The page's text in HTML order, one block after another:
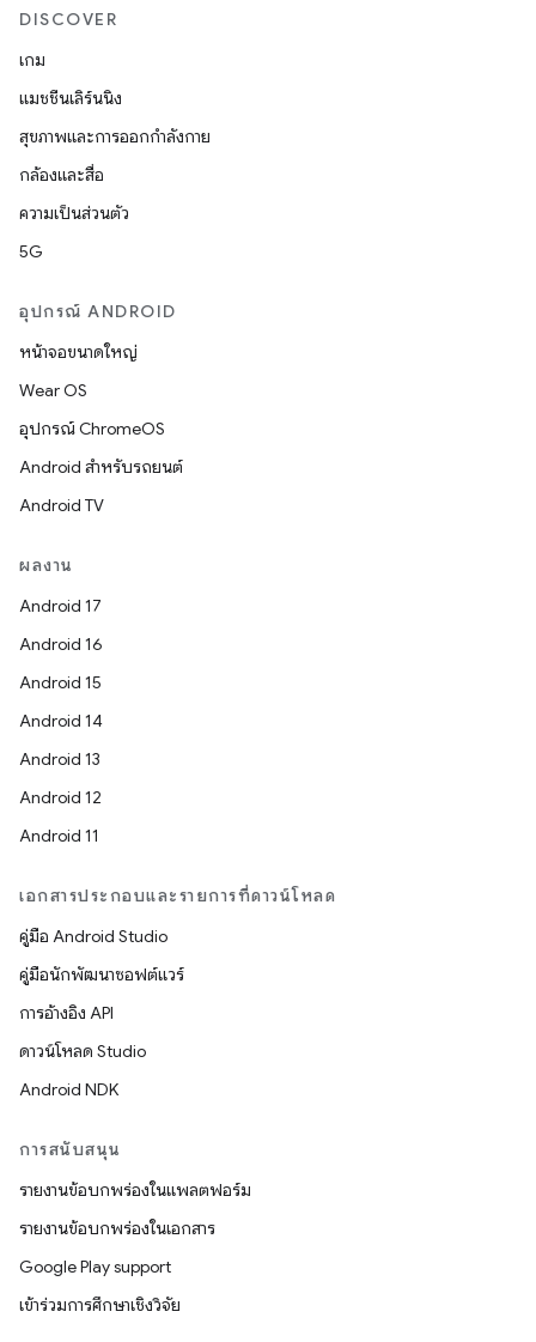
DISCOVER
เกม
แมชชีนเลิร์นนิง
สุขภาพและการออกกำลังกาย
กล้องและสื่อ
ความเป็นส่วนตัว
5G
อุปกรณ์ ANDROID
หน้าจอขนาดใหญ่
Wear OS
อุปกรณ์ ChromeOS
Android สำหรับรถยนต์
Android TV
ผลงาน
Android 17
Android 16
Android 15
Android 14
Android 13
Android 12
Android 11
เอกสารประกอบและรายการที่ดาวน์โหลด
คู่มือ Android Studio
คู่มือนักพัฒนาซอฟต์แวร์
การอ้างอิง API
ดาวน์โหลด Studio
Android NDK
การสนับสนุน
รายงานข้อบกพร่องในแพลตฟอร์ม
รายงานข้อบกพร่องในเอกสาร
Google Play support
เข้าร่วมการศึกษาเชิงวิจัย